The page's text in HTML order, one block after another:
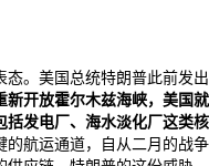
。美国总统特朗普此前发出
开放霍尔木兹海峡，美国就
发电厂、海水淡化厂这类核
航运通道，自从二月的战争